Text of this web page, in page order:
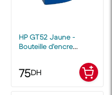
HP GT52 Jaune -
Bouteille d'encre
75DH